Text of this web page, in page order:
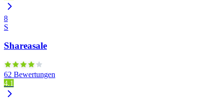
8
S
Shareasale
62 Bewertungen
4.1